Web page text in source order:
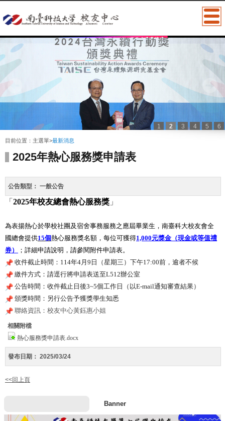
1 2 3 4 5
6
:::
目前位置： 主選單>最新消息
2025年熱心服務獎申請表
公告類型： 一般公告
「 2025年校友總會熱心服務獎 」
為表揚熱心於學校社團及宿舍事務服務之應屆畢業生，南臺科大校友會全
國總會提供15個熱心服務獎名額，每位可獲得1,000元獎金（現金或等值禮
券）
；詳細申請說明，請參閱附件申請表。
收件截止時間：114年4月9日（星期三）下午17:00前，逾者不候
繳件方式：請逕行將申請表送至L512辦公室
公告時間：收件截止日後3~5個工作日（以E-mail通知審查結果）
頒獎時間：另行公告予獲獎學生知悉
聯絡資訊：校友中心黃鈺惠小姐
相關附檔
熱心服務獎申請表.docx
發布日期： 2025/03/24
<<回上頁
Banner